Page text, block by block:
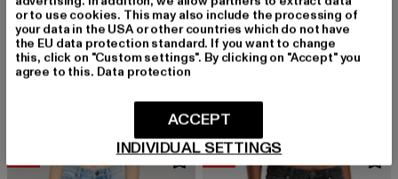
KARL KANI
OG Five Pocket
2Y STUDIOS
Teya Low Waist Basic Jeans
-16%
or to use cookies. This may also include the processing of
your data in the USA or other countries which do not have
the EU data protection standard. If you want to change
this, click on "Custom settings". By clicking on "Accept" you
agree to this. Data protection
INDIVIDUAL SETTINGS
ACCEPT